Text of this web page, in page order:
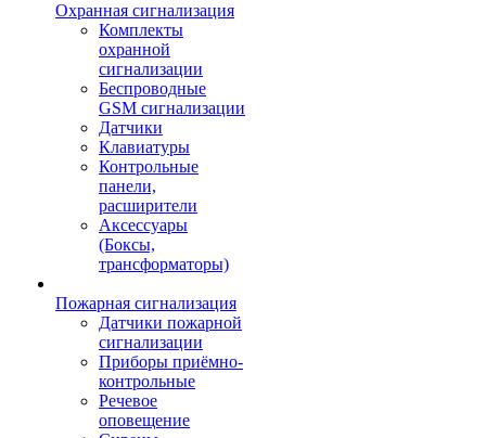
Охранная сигнализация
Комплекты
охранной
сигнализации
Беспроводные
GSM сигнализации
Датчики
Клавиатуры
Контрольные
панели,
расширители
Аксессуары
(Боксы,
трансформаторы)
Пожарная сигнализация
Датчики пожарной
сигнализации
Приборы приёмно-
контрольные
Речевое
оповещение